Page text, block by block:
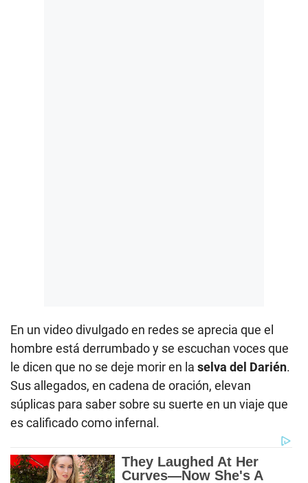
En un video divulgado en redes se aprecia que el
hombre está derrumbado y se escuchan voces que
le dicen que no se deje morir en la selva del Darién.
Sus allegados, en cadena de oración, elevan
súplicas para saber sobre su suerte en un viaje que
es calificado como infernal.